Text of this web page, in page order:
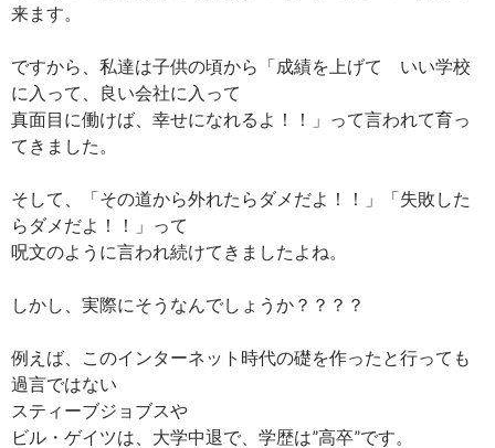
来ます。
ですから、私達は子供の頃から「成績を上げて いい学校
に入って、良い会社に入って
真面目に働けば、幸せになれるよ！！」って言われて育っ
てきました。
そして、「その道から外れたらダメだよ！！」「失敗した
らダメだよ！！」って
呪文のように言われ続けてきましたよね。
しかし、実際にそうなんでしょうか？？？？
例えば、このインターネット時代の礎を作ったと行っても
過言ではない
スティーブジョブスや
ビル・ゲイツは、大学中退で、学歴は”高卒”です。